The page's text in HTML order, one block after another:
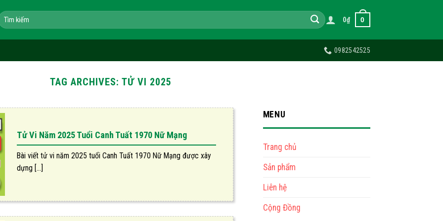
0₫ 0
0982542525
TAG ARCHIVES:TỬ VI 2025
Tử Vi Năm 2025 Tuổi Canh Tuất 1970 Nữ Mạng
Bài viết tử vi năm 2025 tuổi Canh Tuất 1970 Nữ Mạng được xây
dựng [...]
MENU
Trang chủ
Sản phẩm
Liên hệ
Cộng Đồng